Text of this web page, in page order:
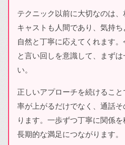
テクニック以前に大切なのは
キャストも人間であり、気持
自然と丁寧に応えてくれます
と言い回しを意識して、まず
い。
正しいアプローチを続けるこ
率が上がるだけでなく、通話
ります。一歩ずつ丁寧に関係を
長期的な満足につながります。